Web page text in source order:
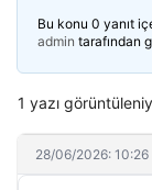
Bu konu 0 yanıt
admin tarafından
1 yazı
28/06/2026: 10:26